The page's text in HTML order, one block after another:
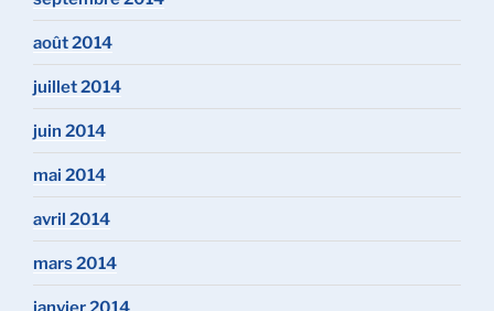
août 2014
juillet 2014
juin 2014
mai 2014
avril 2014
mars 2014